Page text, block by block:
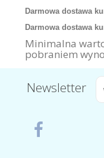
Darmowa dostawa
Darmowa dostawa
Minimalna
pobraniem
Newsletter